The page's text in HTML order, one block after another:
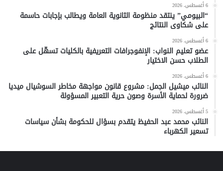
6 أغسطس، 2026
“البيومي” ينتقد منظومة الثانوية العامة ويطالب بإجابات حاسمة
على شكاوى النتائج
6 أغسطس، 2026
عضو تعليم النواب: الإنفوجرافات التعريفية بالكليات تسهّل على
الطلاب حسن الاختيار
6 أغسطس، 2026
النائب ميشيل الجمل: مشروع قانون مواجهة مخاطر السوشيال ميديا
ضرورة لحماية الأسرة وصون حرية التعبير المسؤولة
5 أغسطس، 2026
النائب محمد عبد الحفيظ يتقدم بسؤال للحكومة بشأن سياسات
تسعير الكهرباء